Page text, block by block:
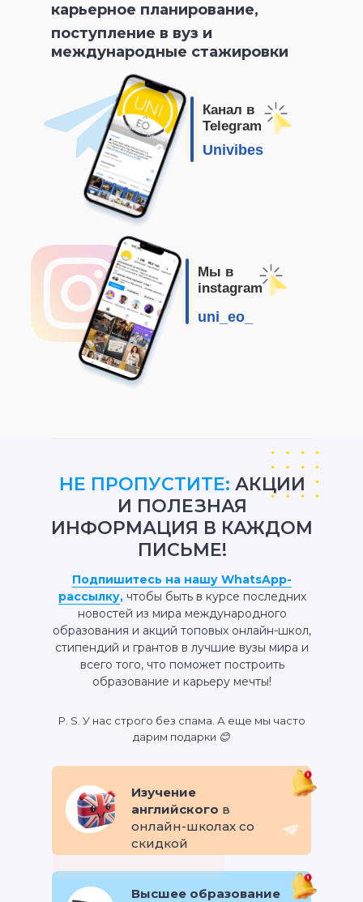
Канал в
Telegram
Univibes
Мы в
instagram
uni_eo_
поступление в вуз и
международные стажировки
карьерное планирование,
Изучение
английского в
онлайн-школах со
скидкой
Подпишитесь на нашу WhatsApp-
рассылку, чтобы быть в курсе последних
новостей из мира международного
образования и акций топовых онлайн-школ,
стипендий и грантов в лучшие вузы мира и
всего того, что поможет построить
образование и карьеру мечты!
НЕ ПРОПУСТИТЕ: АКЦИИ
И ПОЛЕЗНАЯ
ИНФОРМАЦИЯ В КАЖДОМ
ПИСЬМЕ!
P. S. У нас строго без спама. А еще мы часто
дарим подарки 😊
Высшее образование